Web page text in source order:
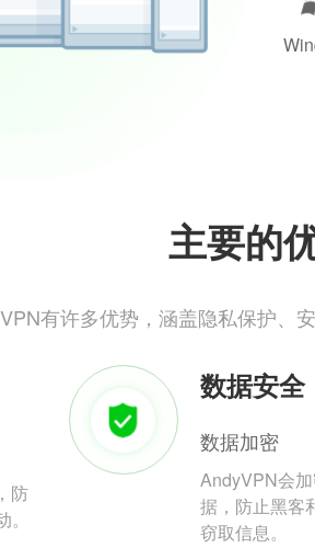
主要的
有许多优势，涵盖隐私保护、
防
数据安全
数据加密
AndyVPN会
据，防止黑客
窃取信息。